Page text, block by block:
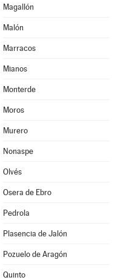
Magallón
Malón
Marracos
Mianos
Monterde
Moros
Murero
Nonaspe
Olvés
Osera de Ebro
Pedrola
Plasencia de Jalón
Pozuelo de Aragón
Quinto